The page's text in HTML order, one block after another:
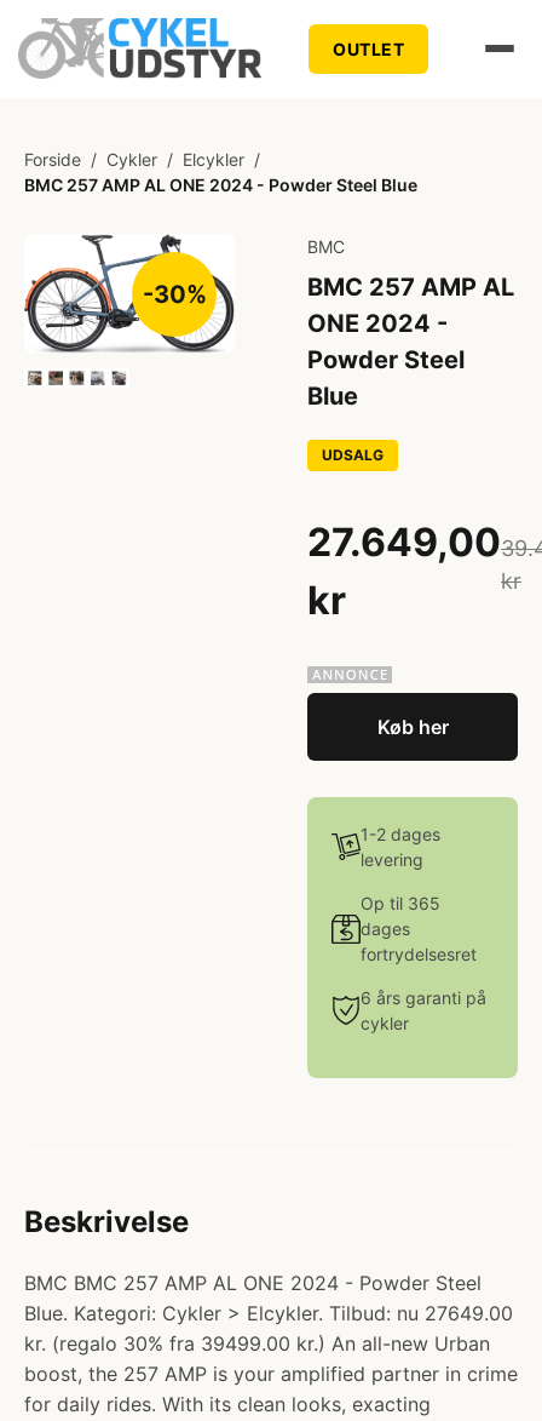
OUTLET
Forside / Cykler / Elcykler /
BMC 257 AMP AL ONE 2024 - Powder Steel Blue
-30%
BMC
BMC 257 AMP AL
ONE 2024 -
Powder Steel
Blue
UDSALG
27.649,00
kr
kr
Køb her
1-2 dages
levering
Op til 365
dages
fortrydelsesret
6 års garanti på
cykler
Beskrivelse
BMC BMC 257 AMP AL ONE 2024 - Powder Steel
Blue. Kategori: Cykler > Elcykler. Tilbud: nu 27649.00
kr. (regalo 30% fra 39499.00 kr.) An all-new Urban
boost, the 257 AMP is your amplified partner in crime
for daily rides. With its clean looks, exacting